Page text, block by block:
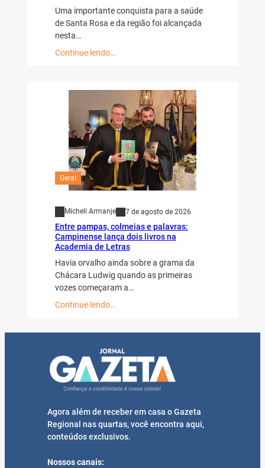
Uma importante conquista para a saúde
de Santa Rosa e da região foi alcançada
nesta…
Continue lendo…
Geral
Micheli Armanje 7 de agosto de 2026
Entre pampas, colmeias e palavras:
Campinense lança dois livros na
Academia de Letras
Havia orvalho ainda sobre a grama da
Chácara Ludwig quando as primeiras
vozes começaram a…
Continue lendo…
Agora além de receber em casa o Gazeta
Regional nas quartas, você encontra aqui,
conteúdos exclusivos.
Nossos canais: